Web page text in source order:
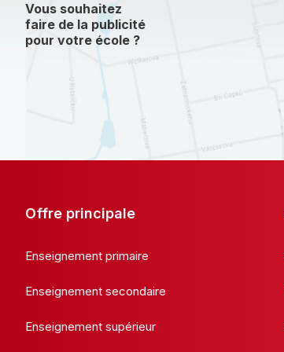
Vous souhaitez
faire de la publicité
pour votre école ?
Offre principale
Enseignement primaire
Enseignement secondaire
Enseignement supérieur